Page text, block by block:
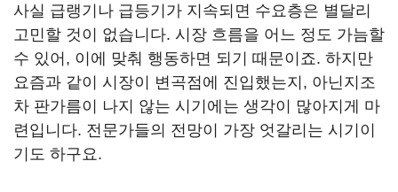
사실 급랭기나 급등기가 지속되면 수요층은 별달리
고민할 것이 없습니다. 시장 흐름을 어느 정도 가늠할
수 있어, 이에 맞춰 행동하면 되기 때문이죠. 하지만
요즘과 같이 시장이 변곡점에 진입했는지, 아닌지조
차 판가름이 나지 않는 시기에는 생각이 많아지게 마
련입니다. 전문가들의 전망이 가장 엇갈리는 시기이
기도 하구요.